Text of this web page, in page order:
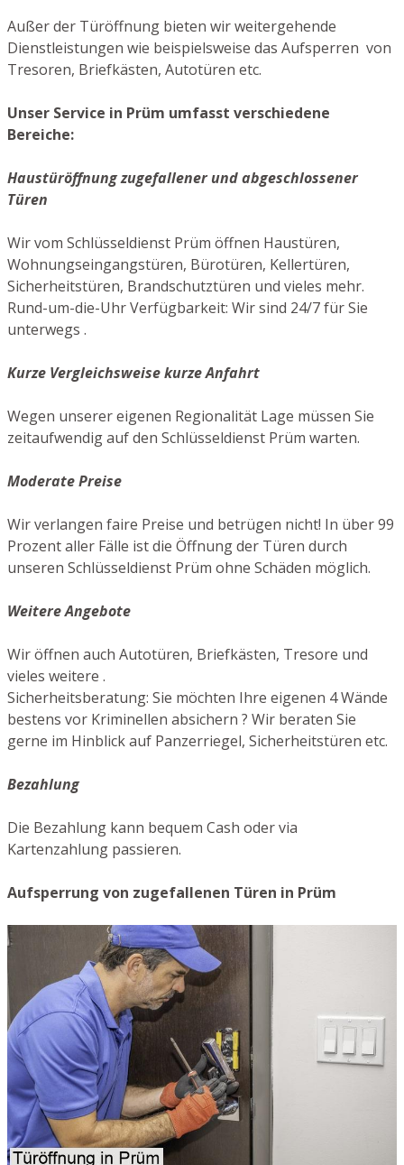
Außer der Türöffnung bieten wir weitergehende
Dienstleistungen wie beispielsweise das Aufsperren von
Tresoren, Briefkästen, Autotüren etc.
Unser Service in Prüm umfasst verschiedene
Bereiche:
Haustüröffnung zugefallener und abgeschlossener
Türen
Wir vom Schlüsseldienst Prüm öffnen Haustüren,
Wohnungseingangstüren, Bürotüren, Kellertüren,
Sicherheitstüren, Brandschutztüren und vieles mehr.
Rund-um-die-Uhr Verfügbarkeit: Wir sind 24/7 für Sie
unterwegs .
Kurze Vergleichsweise kurze Anfahrt
Wegen unserer eigenen Regionalität Lage müssen Sie
zeitaufwendig auf den Schlüsseldienst Prüm warten.
Moderate Preise
Wir verlangen faire Preise und betrügen nicht! In über 99
Prozent aller Fälle ist die Öffnung der Türen durch
unseren Schlüsseldienst Prüm ohne Schäden möglich.
Weitere Angebote
Wir öffnen auch Autotüren, Briefkästen, Tresore und
vieles weitere .
Sicherheitsberatung: Sie möchten Ihre eigenen 4 Wände
bestens vor Kriminellen absichern ? Wir beraten Sie
gerne im Hinblick auf Panzerriegel, Sicherheitstüren etc.
Bezahlung
Die Bezahlung kann bequem Cash oder via
Kartenzahlung passieren.
Aufsperrung von zugefallenen Türen in Prüm